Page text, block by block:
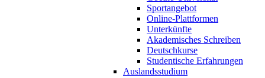
Sportangebot
Online-Plattformen
Unterkünfte
Akademisches Schreiben
Deutschkurse
Studentische Erfahrungen
Auslandsstudium